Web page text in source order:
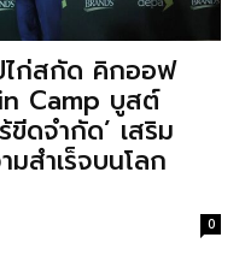
ไก่สกัด คิกออฟ
Camp บูสต์
ดจำกัด’ เสริม
สำเร็จบนโลก
0